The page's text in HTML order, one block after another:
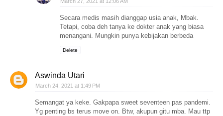
Secara medis masih dianggap usia anak, Mbak.
Tetapi, coba deh tanya ke dokter anak yang biasa
menangani. Mungkin punya kebijakan berbeda
Delete
Aswinda Utari
March 24, 2021 at 1:49 PM
Semangat ya keke. Gakpapa sweet seventeen pas pandemi.
Yg penting bs terus move on. Btw, akupun gitu mba. Mau ttp